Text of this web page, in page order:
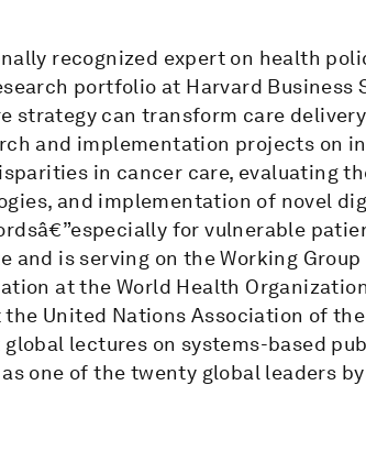
recognized expert on health
portfolio at Harvard Business
strategy can transform care
and implementation projects on
in cancer care, evaluating
and implementation of novel
for vulnerable
and is serving on the Working
at the World Health
the United Nations Association of
lectures on systems-based
as one of the twenty global leaders